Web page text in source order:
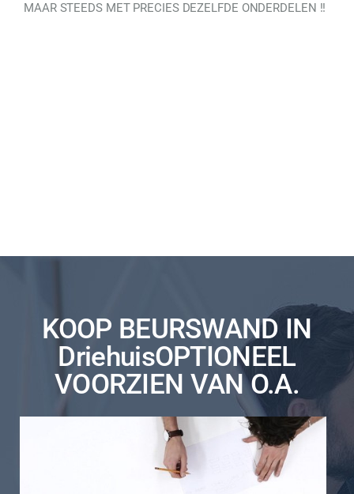
MAAR STEEDS MET PRECIES DEZELFDE ONDERDELEN !!
KOOP BEURSWAND IN
DriehuisOPTIONEEL
VOORZIEN VAN O.A.